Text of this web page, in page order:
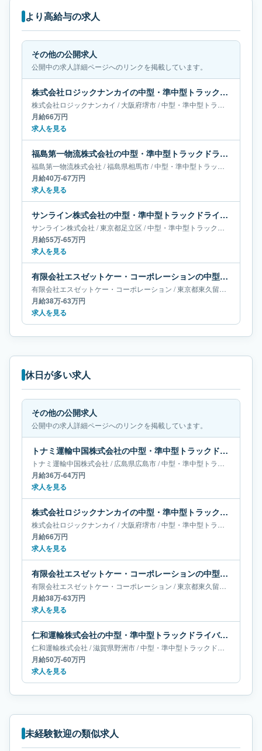
より高給与の求人
その他の公開求人
公開中の求人詳細ページへのリンクを掲載しています。
株式会社ロジックナンカイの中型・準中型トラックドライバー求人｜大阪府堺市｜月給66万円
株式会社ロジックナンカイ /大阪府堺市/中型・準中型トラックドライバー
月給66万円
求人を見る
福島第一物流株式会社の中型・準中型トラックドライバー求人｜福島県相馬市｜月給40万-67万円
福島第一物流株式会社 /福島県相馬市/中型・準中型トラックドライバー
月給40万-67万円
求人を見る
サンライン株式会社の中型・準中型トラックドライバー求人｜東京都足立区｜月給55万-65万円
サンライン株式会社 /東京都足立区 /中型・準中型トラックドライバー
月給55万-65万円
求人を見る
有限会社エスゼットケー・コーポレーションの中型・準中型トラックドライバー求人｜東京都東久留米市｜月給38万-63万円
有限会社エスゼットケー・コーポレーション /東京都東久留米市
月給38万-63万円
求人を見る
休日が多い求人
その他の公開求人
公開中の求人詳細ページへのリンクを掲載しています。
トナミ運輸中国株式会社の中型・準中型トラックドライバー求人｜広島県広島市｜月給36万-64万円
トナミ運輸中国株式会社 /広島県広島市/中型・準中型トラックドライバー
月給36万-64万円
求人を見る
株式会社ロジックナンカイの中型・準中型トラックドライバー求人｜大阪府堺市｜月給66万円
株式会社ロジックナンカイ /大阪府堺市/中型・準中型トラックドライバー
月給66万円
求人を見る
有限会社エスゼットケー・コーポレーションの中型・準中型トラックドライバー求人｜東京都東久留米市｜月給38万-63万円
有限会社エスゼットケー・コーポレーション /東京都東久留米市
月給38万-63万円
求人を見る
仁和運輸株式会社の中型・準中型トラックドライバー求人｜滋賀県野洲市｜月給50万-60万円
仁和運輸株式会社 /滋賀県野洲市/中型・準中型トラックドライバー
月給50万-60万円
求人を見る
未経験歓迎の類似求人